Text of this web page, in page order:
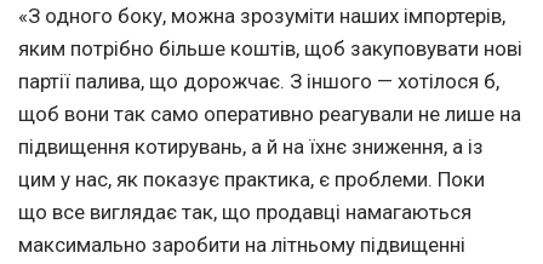
«З одного боку, можна зрозуміти наших імпортерів,
яким потрібно більше коштів, щоб закуповувати нові
партії палива, що дорожчає. З іншого — хотілося б,
щоб вони так само оперативно реагували не лише на
підвищення котирувань, а й на їхнє зниження, а із
цим у нас, як показує практика, є проблеми. Поки
що все виглядає так, що продавці намагаються
максимально заробити на літньому підвищенні